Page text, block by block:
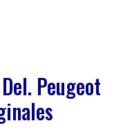
Peugeot